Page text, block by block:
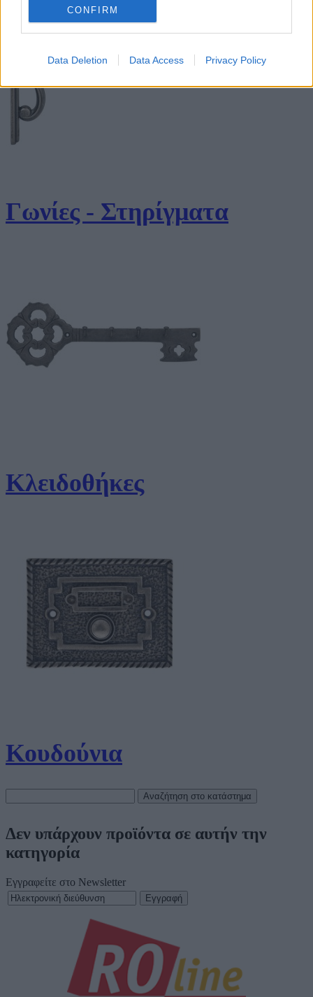
CONFIRM
Data Deletion Data Access Privacy Policy
Γωνίες - Στηρίγματα
Κλειδοθήκες
Κουδούνια
Δεν υπάρχουν προϊόντα σε αυτήν την
κατηγορία
Εγγραφείτε στο Newsletter